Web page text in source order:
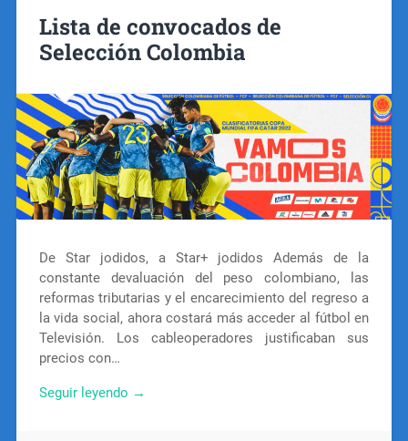
Lista de convocados de
Selección Colombia
De Star jodidos, a Star+ jodidos Además de la
constante devaluación del peso colombiano, las
reformas tributarias y el encarecimiento del regreso a
la vida social, ahora costará más acceder al fútbol en
Televisión. Los cableoperadores justificaban sus
precios con…
Seguir leyendo →